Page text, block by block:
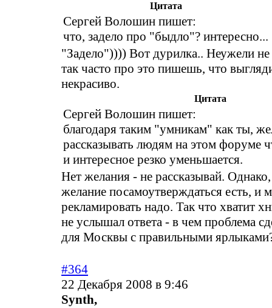
Цитата
Сергей Волошин пишет:
что, задело про "быдло"? интересно...
"Задело")))) Вот дурилка.. Неужели
так часто про это пишешь, что
некрасиво.
Цитата
Сергей Волошин пишет:
благодаря таким "умникам" как ты,
рассказывать людям на этом форуме
и интересное резко уменьшается.
Нет желания - не рассказывай.
желание посамоутверждаться есть, и
рекламировать надо. Так что хватит
не услышал ответа - в чем проблема
для Москвы с правильными
#364
22 Декабря 2008 в 9:46
Synth,